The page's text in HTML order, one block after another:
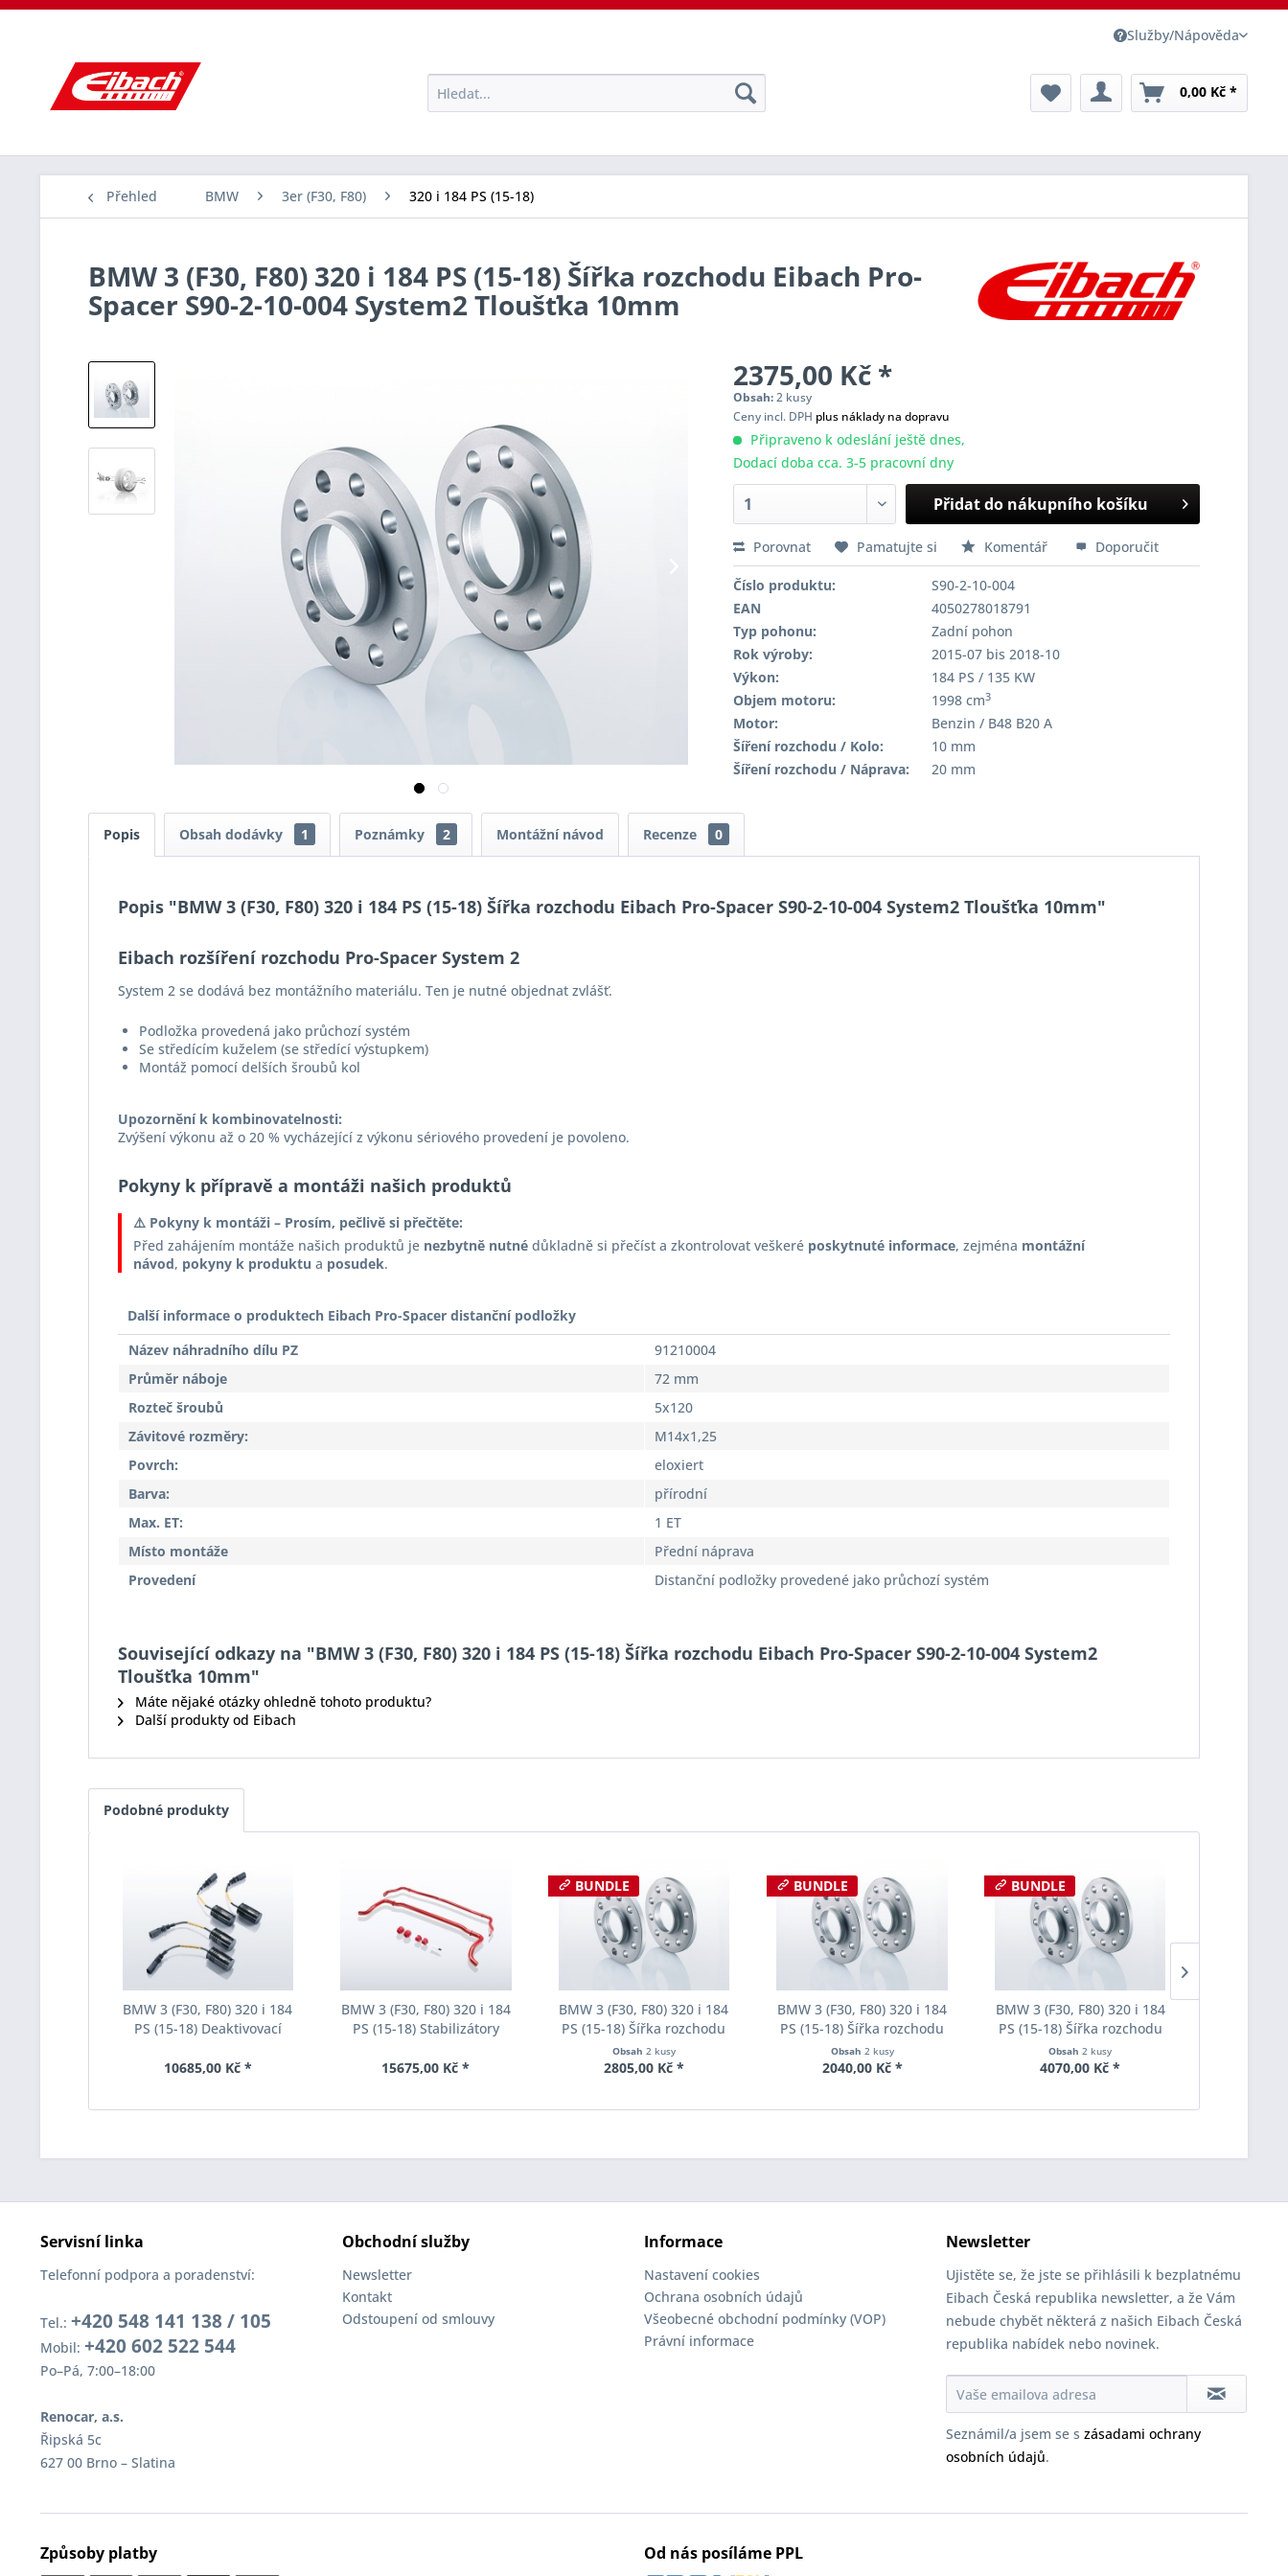
Služby/Nápověda
0,00 Kč *
Přehled BMW 3er (F30, F80) 320 i 184 PS (15-18)
BMW 3 (F30, F80) 320 i 184 PS (15-18) Šířka rozchodu Eibach Pro-
Spacer S90-2-10-004 System2 Tloušťka 10mm
2375,00 Kč *
Obsah:2 kusy
Ceny incl. DPH plus náklady na dopravu
Připraveno k odeslání ještě dnes,
Dodací doba cca. 3-5 pracovní dny
Přidat do nákupního košíku
Porovnat Pamatujte si Komentář Doporučit
Číslo produktu:
S90-2-10-004
EAN
4050278018791
Typ pohonu:
Zadní pohon
Rok výroby:
2015-07 bis 2018-10
Výkon:
184 PS / 135 KW
Objem motoru:
1998 cm3
Motor:
Benzin / B48 B20 A
Šíření rozchodu / Kolo:
10 mm
Šíření rozchodu / Náprava:
20 mm
Popis Obsah dodávky 1 Poznámky 2 Montážní návod Recenze 0
Popis "BMW 3 (F30, F80) 320 i 184 PS (15-18) Šířka rozchodu Eibach Pro-Spacer S90-2-10-004 System2 Tloušťka 10mm"
Eibach rozšíření rozchodu Pro-Spacer System 2
System 2 se dodává bez montážního materiálu. Ten je nutné objednat zvlášť.
Podložka provedená jako průchozí systém
Se středícím kuželem (se středící výstupkem)
Montáž pomocí delších šroubů kol
Upozornění k kombinovatelnosti:
Zvýšení výkonu až o 20 % vycházející z výkonu sériového provedení je povoleno.
Pokyny k přípravě a montáži našich produktů
⚠️ Pokyny k montáži – Prosím, pečlivě si přečtěte:
Před zahájením montáže našich produktů je nezbytně nutné důkladně si přečíst a zkontrolovat veškeré poskytnuté informace, zejména montážní
návod, pokyny k produktu a posudek.
Další informace o produktech Eibach Pro-Spacer distanční podložky
Název náhradního dílu PZ
91210004
Průměr náboje
72 mm
Rozteč šroubů
5x120
Závitové rozměry:
M14x1,25
Povrch:
eloxiert
Barva:
přírodní
Max. ET:
1 ET
Místo montáže
Přední náprava
Provedení
Distanční podložky provedené jako průchozí systém
Související odkazy na "BMW 3 (F30, F80) 320 i 184 PS (15-18) Šířka rozchodu Eibach Pro-Spacer S90-2-10-004 System2
Tloušťka 10mm"
Máte nějaké otázky ohledně tohoto produktu?
Další produkty od Eibach
Podobné produkty
BMW 3 (F30, F80) 320 i 184
PS (15-18) Deaktivovací
AM65-20-030-01-22
10685,00 Kč *
BMW 3 (F30, F80) 320 i 184
PS (15-18) Stabilizátory
031-02-11
15675,00 Kč *
BUNDLE
BMW 3 (F30, F80) 320 i 184
PS (15-18) Šířka rozchodu
Eibach Pro-Spacer S90-2-12-
002 System2 Tloušťka 12mm
Obsah 2 kusy
2805,00 Kč *
BUNDLE
BMW 3 (F30, F80) 320 i 184
PS (15-18) Šířka rozchodu
Eibach Pro-Spacer S90-2-15-
001 System2 Tloušťka 15mm
Obsah 2 kusy
2040,00 Kč *
BUNDLE
BMW 3 (F30, F80) 320 i 184
PS (15-18) Šířka rozchodu
Eibach Pro-Spacer S90-2-20-
020 System2 Tloušťka 20mm
Obsah2 kusy
4070,00 Kč *
Servisní linka
Telefonní podpora a poradenství:
Tel.: +420 548 141 138 / 105
Mobil: +420 602 522 544
Po–Pá, 7:00–18:00
Renocar, a.s.
Řipská 5c
627 00 Brno – Slatina
Obchodní služby
Newsletter
Kontakt
Odstoupení od smlouvy
Informace
Nastavení cookies
Ochrana osobních údajů
Všeobecné obchodní podmínky (VOP)
Právní informace
Newsletter
Ujistěte se, že jste se přihlásili k bezplatnému
Eibach Česká republika newsletter, a že Vám
nebude chybět některá z našich Eibach Česká
republika nabídek nebo novinek.
Seznámil/a jsem se s zásadami ochrany
osobních údajů.
Způsoby platby Od nás posíláme PPL